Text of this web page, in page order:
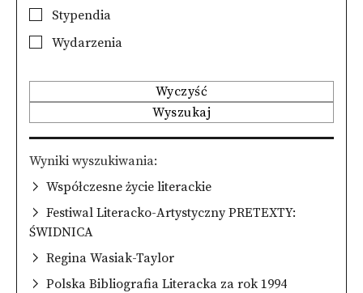
Stypendia
Wydarzenia
Wyczyść
Wyszukaj
Wyniki wyszukiwania
Współczesne życie literackie
Festiwal Literacko-Artystyczny PRETEXTY:
ŚWIDNICA
Regina Wasiak-Taylor
Polska Bibliografia Literacka za rok 1994